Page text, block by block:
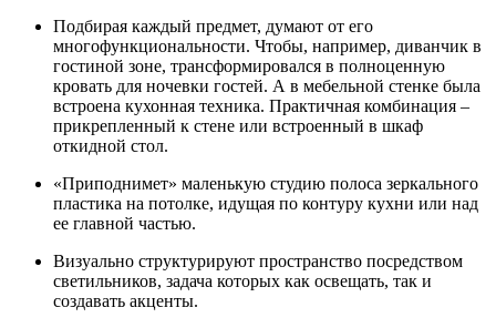
Подбирая каждый предмет, думают от его
многофункциональности. Чтобы, например, диванчик в
гостиной зоне, трансформировался в полноценную
кровать для ночевки гостей. А в мебельной стенке была
встроена кухонная техника. Практичная комбинация –
прикрепленный к стене или встроенный в шкаф
откидной стол.
«Приподнимет» маленькую студию полоса зеркального
пластика на потолке, идущая по контуру кухни или над
ее главной частью.
Визуально структурируют пространство посредством
светильников, задача которых как освещать, так и
создавать акценты.